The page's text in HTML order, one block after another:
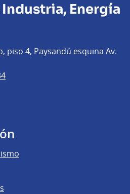
Energía
piso 4, Paysandú esquina Av.